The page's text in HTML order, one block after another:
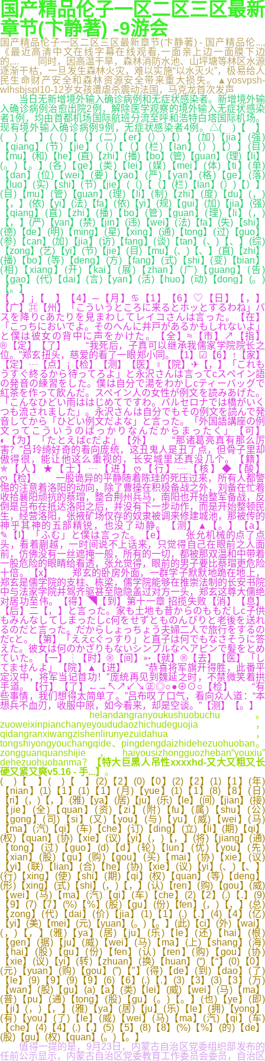
国产精品伦子一区二区三区最新
章节(卞静著) -9游会
国产精品伦子一区二区三区最新章节(卞静著) - 国产精品伦...,
《最近高清中文在线字幕在线观看,一面亲上边一面膜下边
的,... 同时，因高温干旱，森林消防水池、山坪塘等林区水源
逐渐干枯，一旦发生森林火灾，难以实施“以水灭火”，极易给人
民生命财产安全和森林资源安全带来重大损失。▲yosvpsh-
wlhsbjspl10-12岁女孩遭虐杀震动法国，马克龙首次发声
当日无新增境外输入确诊病例和无症状感染者。新增境外输
入确诊病例治愈出院2例，解除医学观察的境外输入无症状感染
者1例，均由首都机场国际航班分流至呼和浩特白塔国际机场。
现有境外输入确诊病例9例，无症状感染者4例。△( )【 】
( )【 】(（)【（】(二)【er】(）)【）】(加)【jia】(强)
【qiang】(节)【jie】(（)【（】(栏)【lan】(）)【）】(目)
【mu】(和)【he】(直)【zhi】(播)【bo】(管)【guan】(理)【li】
(。)【。】(各)【ge】(类)【lei】(媒)【mei】(体)【ti】(单)
【dan】(位)【wei】(要)【yao】(严)【yan】(格)【ge】(落)
【luo】(实)【shi】(节)【jie】(（)【（】(栏)【lan】(）)【）】
(目)【mu】(管)【guan】(理)【li】(制)【zhi】(度)【du】(，)
【，】(依)【yi】(法)【fa】(依)【yi】(规)【gui】(加)【jia】(强)
【qiang】(直)【zhi】(播)【bo】(管)【guan】(理)【li】(，)
【，】(严)【yan】(禁)【jin】(违)【wei】(法)【fa】(失)【shi】
(德)【de】(明)【ming】(星)【xing】(通)【tong】(过)【guo】
(参)【can】(加)【jia】(访)【fang】(谈)【tan】(、)【、】(综)
【zong】(艺)【yi】(节)【jie】(目)【mu】(、)【、】(直)【zhi】
(播)【bo】(等)【deng】(方)【fang】(式)【shi】(变)【bian】
(相)【xiang】(开)【kai】(展)【zhan】(广)【guang】(告)
【gao】(代)【dai】(言)【yan】(活)【huo】(动)【dong】(。)
【。】
【 】¡【 】【4】─【月】♋【1】【6】♡【日】【，】
【广】⌘【州】「こういうところに来るとホッとするわね」バ
スを降りcあたりを見まわしてレイコさんは言った。【在】
「こっちにおいでよ。そのへんに井戸があるかもしれないよ」
と僕は彼女の背中に声をかけた。【全】≈【市】↗【指】
®【定】【了】 “我死后，子真可以继承我儒家学院院长之
位。”郑玄扭头，慈爱的看了一眼郑小同。【1】☑【6】↑【家】
【定】┄【点】¡【检】【测】【医】♀【院】✈【，】「これも
うすぐ終るから待ってろよ」と永沢さんは言ってcスペイン語
の発音の練習をした。僕は自分で湯をわかしcティーバッグで
紅茶を作って飲んだ。スペイン人の女性が例文を読みあげた。
「こんなひどい雨ははじめてですわ。バルセロナでは橋がいく
つも流されました」。永沢さんは自分でもその例文を読んで発
音してから「ひどい例文だよな」と言った。「外国語講座の例
文ってこういうのばっかりなんだからまったく」【可】
◐【为】「たとえばcだよ」【外】 “那诸葛亮真有那么厉
害？”吕玲绮好奇的看向庞统，这丑鬼人是丑了点，但骨子里却
傲得很，能让他这么重视的，长安城里还真没几个。【籍】
✯【人】★【士】┄【进】ღ【行】┄【核】◆【酸】
ღ【检】 一股诡异的平静随着陈珪的死压过来，所有人都警
惕的注意着洛阳的动向，除了曹操在积极备战之外，刘备在忙着
收拾襄阳顽抗的蔡瑁，整合荆州兵马，南阳也开始整军备战，反
倒是吕布在抵达洛阳之后，并没有下一步动作，而是开始整顿民
生，经营洛阳，张掖矿场仅存的奴隶被调来修建城池，那被传的
神乎其神的五部精锐，也没了动静。【测】▲【。】【a】
✎【l】「ふむ」と僕は言った。【e】 张允机械的点了点
头，看着蒯越，一时间说不上话来，只觉得自己在眼前之人面
前，仿佛没有一丝遮掩一般，所有的一切，都被那双温和中带着
一股危险的眼睛给看透，张允觉得，眼前的男子要比蔡瑁更危险
十倍。【x】 郑玄的卧房外面，一群学子默默地跪在地上，
郑玄是儒学院的支柱、栋梁，儒学院能够在推崇法制的长安书院
中与法家学院并驾齐驱甚至隐隐盖过对方一头，郑玄这尊大儒绝
对居功至伟。【得】◥【到】第十一章 招揽失败【消】【息】
【后】二【，】と言った。家も土地も昔からのももだしc子供
もみんなしてしまったしc何をせずとものんびりと老後を送れ
るのだと言った。だからしょっちょう夫婦二人で旅行をするの
だcと。【第】「ええcぐっすり」と直子は何でもなさそうに答
えた。彼女は何のかざりもないシンプルなヘアピンで髪をとめ
ていた。【一】┆【时】®【间】➳【就】®【去】【医】「し
てませんよ」【院】▲【进】 “恭喜将军旗开得胜，此番平
定汉中，将军当记首功！”庞统再见到魏延之时，不禁微笑着拱
手道。【行】【了】←→↖↗↙↘㊣◎○●⊕⊙○【检】 “有
些事情，我们想得太简单了。”吕布叹了口气，看向众人道：“本
想兵不血刃，收服中原，如今看来，却是空谈。”【测】【。】
helandangranyoukushuobuchu。
zuoweixinpianchanyeyoududaozhichudeguojia，
qidangranxiwangzishenlirunyezuidahua，
tongshiyongyouchangqide、pingdengdaizhidehezuohuoban。
zongguanquanshijie，haiyousizhongguozheban“youxiu”
dehezuohuobanma？
【特大巨黑人吊性xxxxhd-又大又粗又长
硬又紧又爽v5.16 - 手...】 。
( )【 】( )【 】(2)【2】(0)【0】(2)【2】(1)【1】(年)
【nian】(1)【1】(1)【1】(月)【yue】(1)【1】(8)【8】(日)
【ri】(，)【，】(雅)【ya】(居)【ju】(乐)【le】(间)【jian】(接)
【jie】(全)【quan】(资)【zi】(附)【fu】(属)【shu】(公)
【gong】(司)【si】(又)【you】(与)【yu】(威)【wei】(马)
【ma】(汽)【qi】(车)【che】(订)【ding】(立)【li】(期)【qi】
(权)【quan】(协)【xie】(议)【yi】(，)【，】(将)【jiang】(通)
【tong】(过)【guo】(d)【d】(轮)【lun】(优)【you】(先)
【xian】(股)【gu】(购)【gou】(买)【mai】(协)【xie】(议)
【yi】(联)【lian】(合)【he】(协)【xie】(议)【yi】(、)【、】
(行)【xing】(使)【shi】(期)【qi】(权)【quan】(等)【deng】
(形)【xing】(式)【shi】(，)【，】(认)【ren】(购)【gou】(威)
【wei】(马)【ma】(汽)【qi】(车)【che】(2)【2】(.)【.】(9)
【9】(7)【7】(%)【%】(股)【gu】(份)【fen】(，)【，】(总)
【zong】(代)【dai】(价)【jia】(1)【1】(.)【.】(4)【4】(亿)
【yi】(美)【mei】(元)【yuan】(。)【。】(此)【ci】(外)【wai】
(，)【，】(雅)【ya】(居)【ju】(乐)【le】(还)【hai】(根)
【gen】(据)【ju】(威)【wei】(马)【ma】(上)【shang】(海)
【hai】(股)【gu】(份)【fen】(认)【ren】(购)【gou】(协)
【xie】(议)【yi】(转)【zhuan】(换)【huan】(“)【“】(0)【0】
(元)【yuan】(购)【gou】(”)【”】(得)【de】(到)【dao】(了)
【le】(9)【9】(9)【9】(6)【6】(.)【.】(3)【3】(3)【3】(万)
【wan】(股)【gu】(a)【a】(类)【lei】(威)【wei】(马)【ma】
(普)【pu】(通)【tong】(股)【gu】(。)【。】(也)【ye】(即)
【ji】(，)【，】(雅)【ya】(居)【ju】(乐)【le】(拥)【yong】
(有)【you】(了)【le】(威)【wei】(马)【ma】(汽)【qi】(车)
【che】(4)【4】(.)【.】(5)【5】(8)【8】(%)【%】(的)【de】
(股)【gu】(权)【quan】(。)【。】
值得一提的是，9月23日，内蒙古自治区党委组织部发布的
任前公示显示，内蒙古自治区党委教育工作委员会委员，自治区